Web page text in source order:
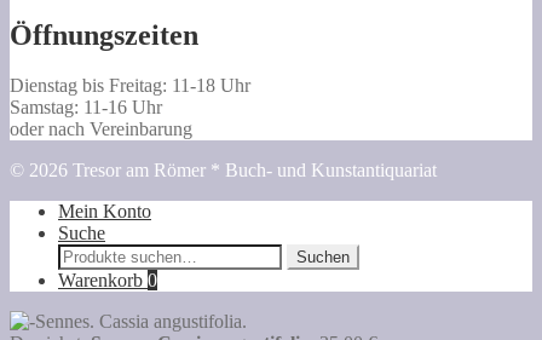
Öffnungszeiten
Dienstag bis Freitag: 11-18 Uhr
Samstag: 11-16 Uhr
oder nach Vereinbarung
© 2026 Tresor am Römer * Buch- und Kunstantiquariat
Mein Konto
Suche
Suche
nach:
Suchen
Warenkorb 0